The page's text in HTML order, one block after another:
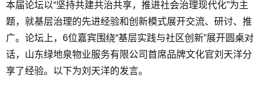
本届论坛以“坚持共建共治共享，推进社会治理现代化”为主
题，就基层治理的先进经验和创新模式展开交流、研讨、推
广。论坛上，6位嘉宾围绕“基层实践与社区创新”展开圆桌对
话，山东绿地泉物业服务有限公司首席品牌文化官刘天洋分
享了经验。以下为刘天洋的发言。